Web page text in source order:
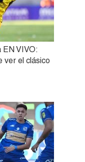
EN VIVO:
ver el clásico